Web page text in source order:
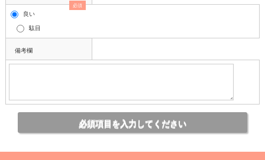
必須
良い
駄目
備考欄